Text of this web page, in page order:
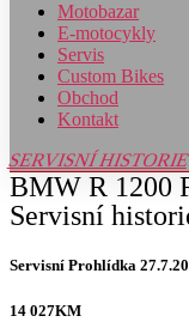
Motobazar
E-motocykly
Servis
Custom Bikes
Obchod
Kontakt
SERVISNÍ HISTORIE
BMW R 1200
Servisní
Servisní Prohlídka
14 027KM